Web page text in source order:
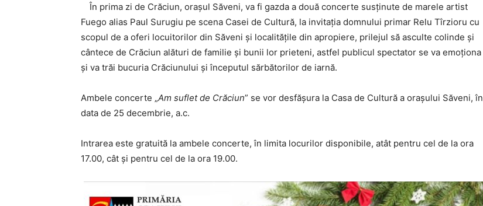
În prima zi de Crăciun, orașul Săveni, va fi gazda a două concerte susținute de marele artist
Fuego alias Paul Surugiu pe scena Casei de Cultură, la invitația domnului primar Relu Tîrzioru cu
scopul de a oferi locuitorilor din Săveni și localitățile din apropiere, prilejul să asculte colinde și
cântece de Crăciun alături de familie și bunii lor prieteni, astfel publicul spectator se va emoționa
și va trăi bucuria Crăciunului și începutul sărbătorilor de iarnă.
Ambele concerte „Am suflet de Crăciun” se vor desfășura la Casa de Cultură a orașului Săveni, în
data de 25 decembrie, a.c.
Intrarea este gratuită la ambele concerte, în limita locurilor disponibile, atât pentru cel de la ora
17.00, cât și pentru cel de la ora 19.00.